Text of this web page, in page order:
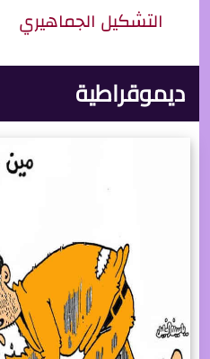
التشكيل الجماهيري
ديموقراطية